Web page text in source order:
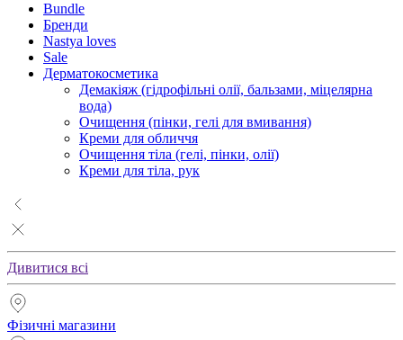
Bundle
Бренди
Nastya loves
Sale
Дерматокосметика
Демакіяж (гідрофільні олії, бальзами, міцелярна
вода)
Очищення (пінки, гелі для вмивання)
Креми для обличчя
Очищення тіла (гелі, пінки, олії)
Креми для тіла, рук
Дивитися всі
Фізичні магазини